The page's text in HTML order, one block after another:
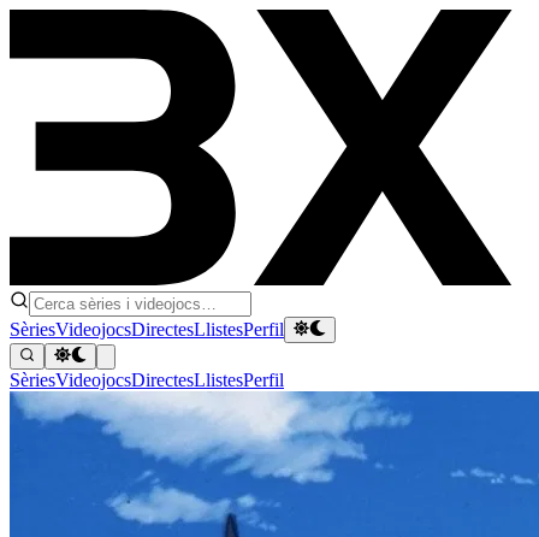
SèriesVideojocsDirectesLlistesPerfil
SèriesVideojocsDirectesLlistesPerfil